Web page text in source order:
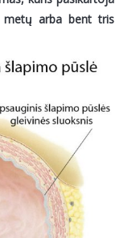
metų arba bent tris